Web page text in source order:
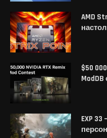
AMD
$50
EXP